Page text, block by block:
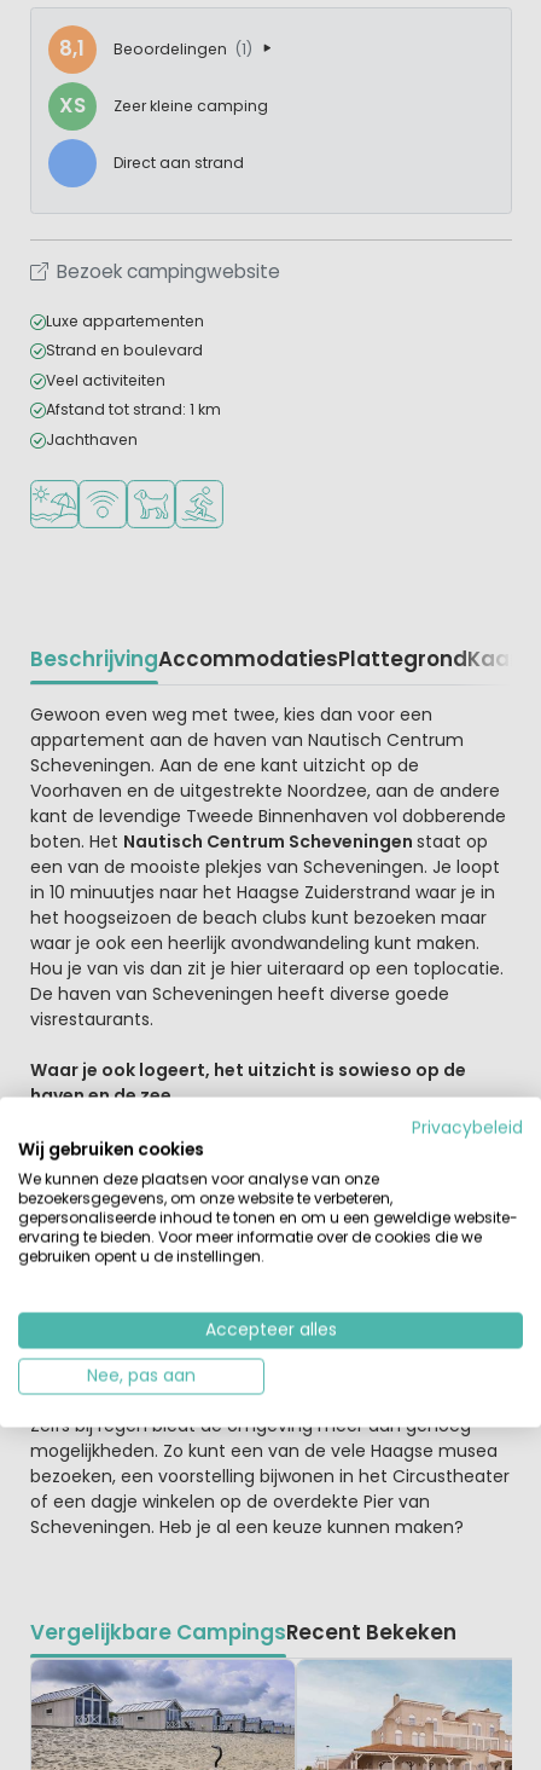
8,1 Beoordelingen (1)
XS Zeer kleine camping
Direct aan strand
Bezoek campingwebsite
Luxe appartementen
Strand en boulevard
Veel activiteiten
Afstand tot strand: 1 km
Jachthaven
Ligt bij strand en zee
WiFi beschikbaar
Huisdieren toegestaan
Watersportfaciliteiten
BeschrijvingAccommodatiesPlattegrondKaart
Beschrijving
Gewoon even weg met twee, kies dan voor een
appartement aan de haven van Nautisch Centrum
Scheveningen. Aan de ene kant uitzicht op de
Voorhaven en de uitgestrekte Noordzee, aan de andere
kant de levendige Tweede Binnenhaven vol dobberende
boten. Het Nautisch Centrum Scheveningen staat op
een van de mooiste plekjes van Scheveningen. Je loopt
in 10 minuutjes naar het Haagse Zuiderstrand waar je in
het hoogseizoen de beach clubs kunt bezoeken maar
waar je ook een heerlijk avondwandeling kunt maken.
Hou je van vis dan zit je hier uiteraard op een toplocatie.
De haven van Scheveningen heeft diverse goede
visrestaurants.
Waar je ook logeert, het uitzicht is sowieso op de
haven en de zee
Niet alleen het uitzicht mag er zijn, de haven is met haar
vele terrassen bovendien een gezellige en levendige
plek. Je kan hier zowel simpel als chic eten, bij
restaurants die hun vis vaak dagvers kopen bij de
visafslag. Vanaf de luxe appartementen loop je in 10
minuten naar het strand, waar je geniet van een
overdaad aan zon en zee. Of struin je liever samen over
en uitgebreide winkelcentrum niet snel zal vervelen.
Ontdek de eindeloze mogelijkheden van
Scheveningen
Zelfs bij regen biedt de omgeving meer dan genoeg
mogelijkheden. Zo kunt een van de vele Haagse musea
bezoeken, een voorstelling bijwonen in het Circustheater
of een dagje winkelen op de overdekte Pier van
Scheveningen. Heb je al een keuze kunnen maken?
Vergelijkbare CampingsRecent Bekeken
Privacybeleid
Wij gebruiken cookies
We kunnen deze plaatsen voor analyse van onze
bezoekersgegevens, om onze website te verbeteren,
gepersonaliseerde inhoud te tonen en om u een geweldige website-
ervaring te bieden. Voor meer informatie over de cookies die we
gebruiken opent u de instellingen.
Accepteer alles
Nee, pas aan